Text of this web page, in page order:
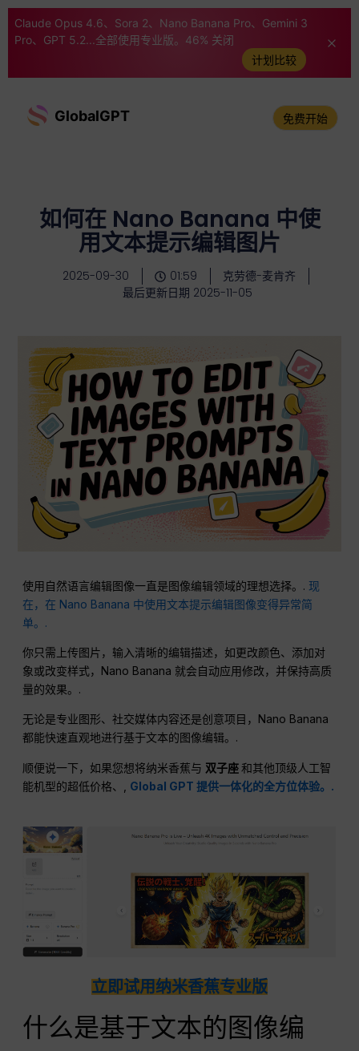
Claude Opus 4.6、Sora 2、Nano Banana Pro、Gemini 3
Pro、GPT 5.2...全部使用专业版。46% 关闭
计划比较
GlobalGPT 免费开始
如何在 Nano Banana 中使
用文本提示编辑图片
2025-09-30 01:59
克劳德-麦肯齐
最后更新日期 2025-11-05
使用自然语言编辑图像一直是图像编辑领域的理想选择。. 现
在，在 Nano Banana 中使用文本提示编辑图像变得异常简
单。.
你只需上传图片，输入清晰的编辑描述，如更改颜色、添加对
象或改变样式，Nano Banana 就会自动应用修改，并保持高质
量的效果。.
无论是专业图形、社交媒体内容还是创意项目，Nano Banana
都能快速直观地进行基于文本的图像编辑。.
顺便说一下，如果您想将纳米香蕉与 双子座和其他顶级人工智
能机型的超低价格、, Global GPT 提供一体化的全方位体验。.
立即试用纳米香蕉专业版
什么是基于文本的图像编